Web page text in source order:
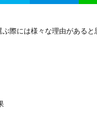
際には様々な理由があると